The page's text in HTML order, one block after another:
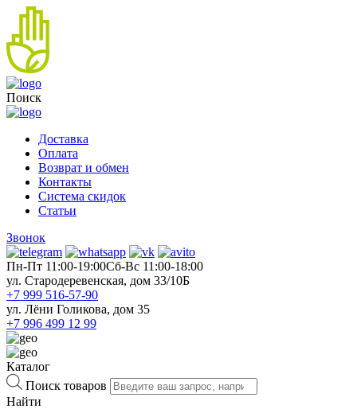
Поиск
Доставка
Оплата
Возврат и обмен
Контакты
Система скидок
Статьи
Звонок
Пн-Пт 11:00-19:00Cб-Вс 11:00-18:00
ул. Стародеревенская, дом 33/10Б
+7 999 516-57-90
ул. Лёни Голикова, дом 35
+7 996 499 12 99
Каталог
Поиск товаров
Найти